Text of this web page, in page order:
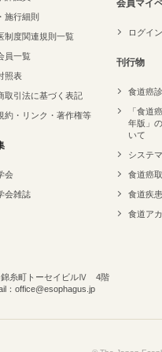
施行細則
制度関連規則一覧
員一覧
照表
取引法に基づく表記
約・リンク・著作権等
会
会雑誌
会員マイ
ログイン
刊行物
食道癌
「食道
年版」
いて
システ
食道癌
食道疾
食道ア
糸町トーセイビルⅣ 4階
office@esophagus.jp